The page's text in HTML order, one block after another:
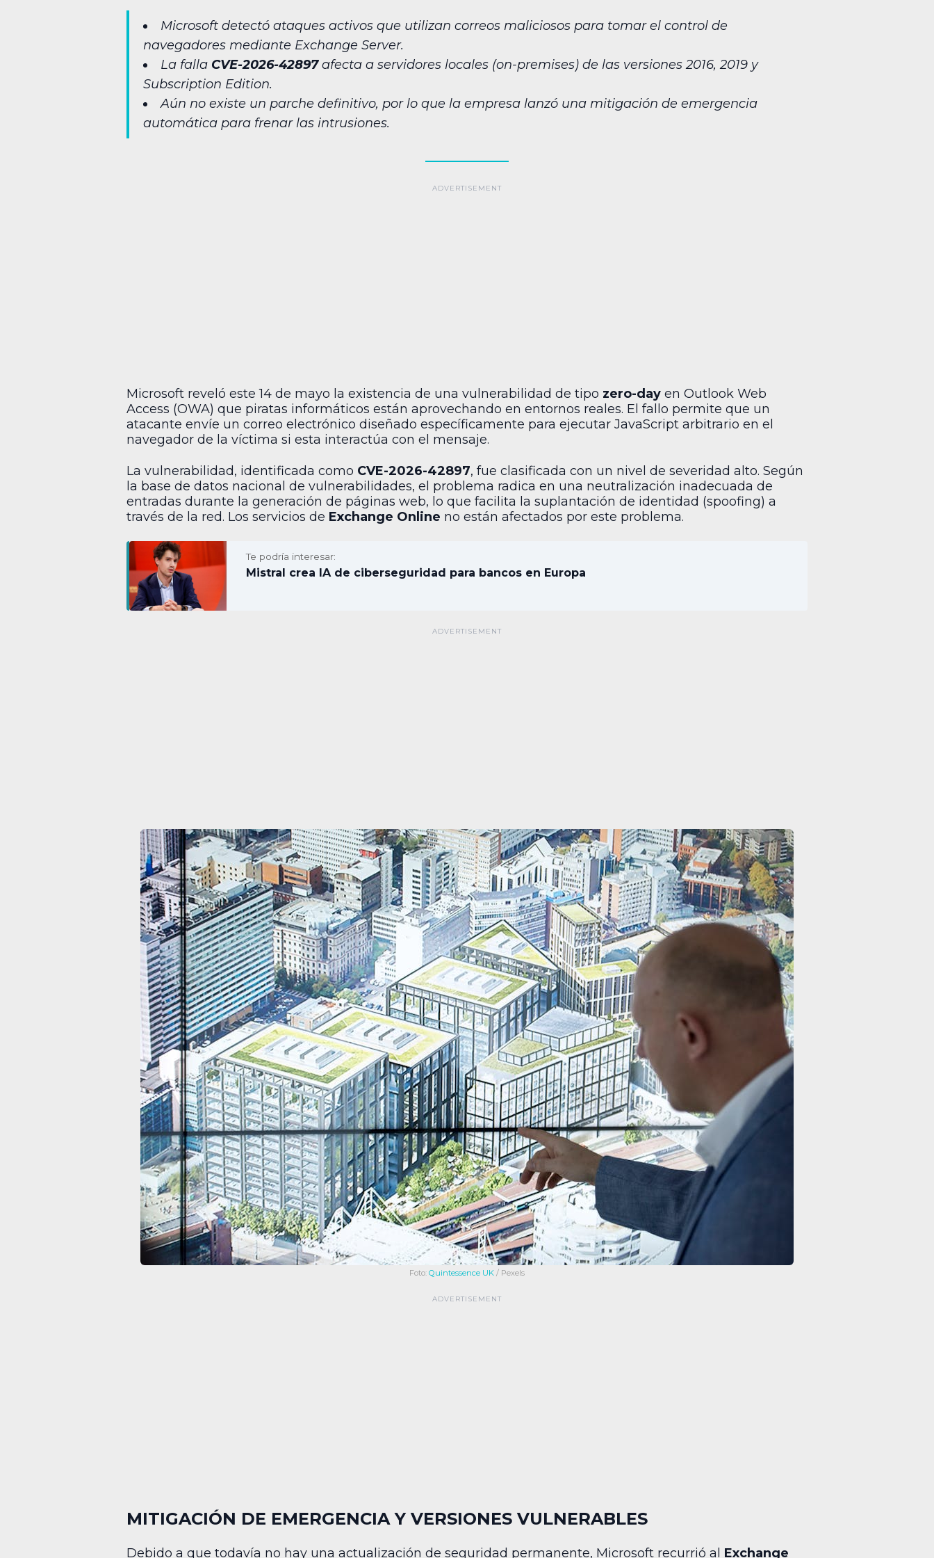
Microsoft detectó ataques activos que utilizan correos maliciosos para tomar el control de
navegadores mediante Exchange Server.
La falla CVE-2026-42897afecta a servidores locales (on-premises) de las versiones 2016, 2019 y
Subscription Edition.
Aún no existe un parche definitivo, por lo que la empresa lanzó una mitigación de emergencia
automática para frenar las intrusiones.
Microsoft reveló este 14 de mayo la existencia de una vulnerabilidad de tipo zero-day en Outlook Web
Access (OWA) que piratas informáticos están aprovechando en entornos reales. El fallo permite que un
atacante envíe un correo electrónico diseñado específicamente para ejecutar JavaScript arbitrario en el
navegador de la víctima si esta interactúa con el mensaje.
La vulnerabilidad, identificada como CVE-2026-42897, fue clasificada con un nivel de severidad alto. Según
la base de datos nacional de vulnerabilidades, el problema radica en una neutralización inadecuada de
entradas durante la generación de páginas web, lo que facilita la suplantación de identidad (spoofing) a
través de la red. Los servicios de Exchange Online no están afectados por este problema.
Te podría interesar:
Mistral crea IA de ciberseguridad para bancos en Europa
Foto: Quintessence UK / Pexels
MITIGACIÓN DE EMERGENCIA Y VERSIONES VULNERABLES
Debido a que todavía no hay una actualización de seguridad permanente, Microsoft recurrió al Exchange